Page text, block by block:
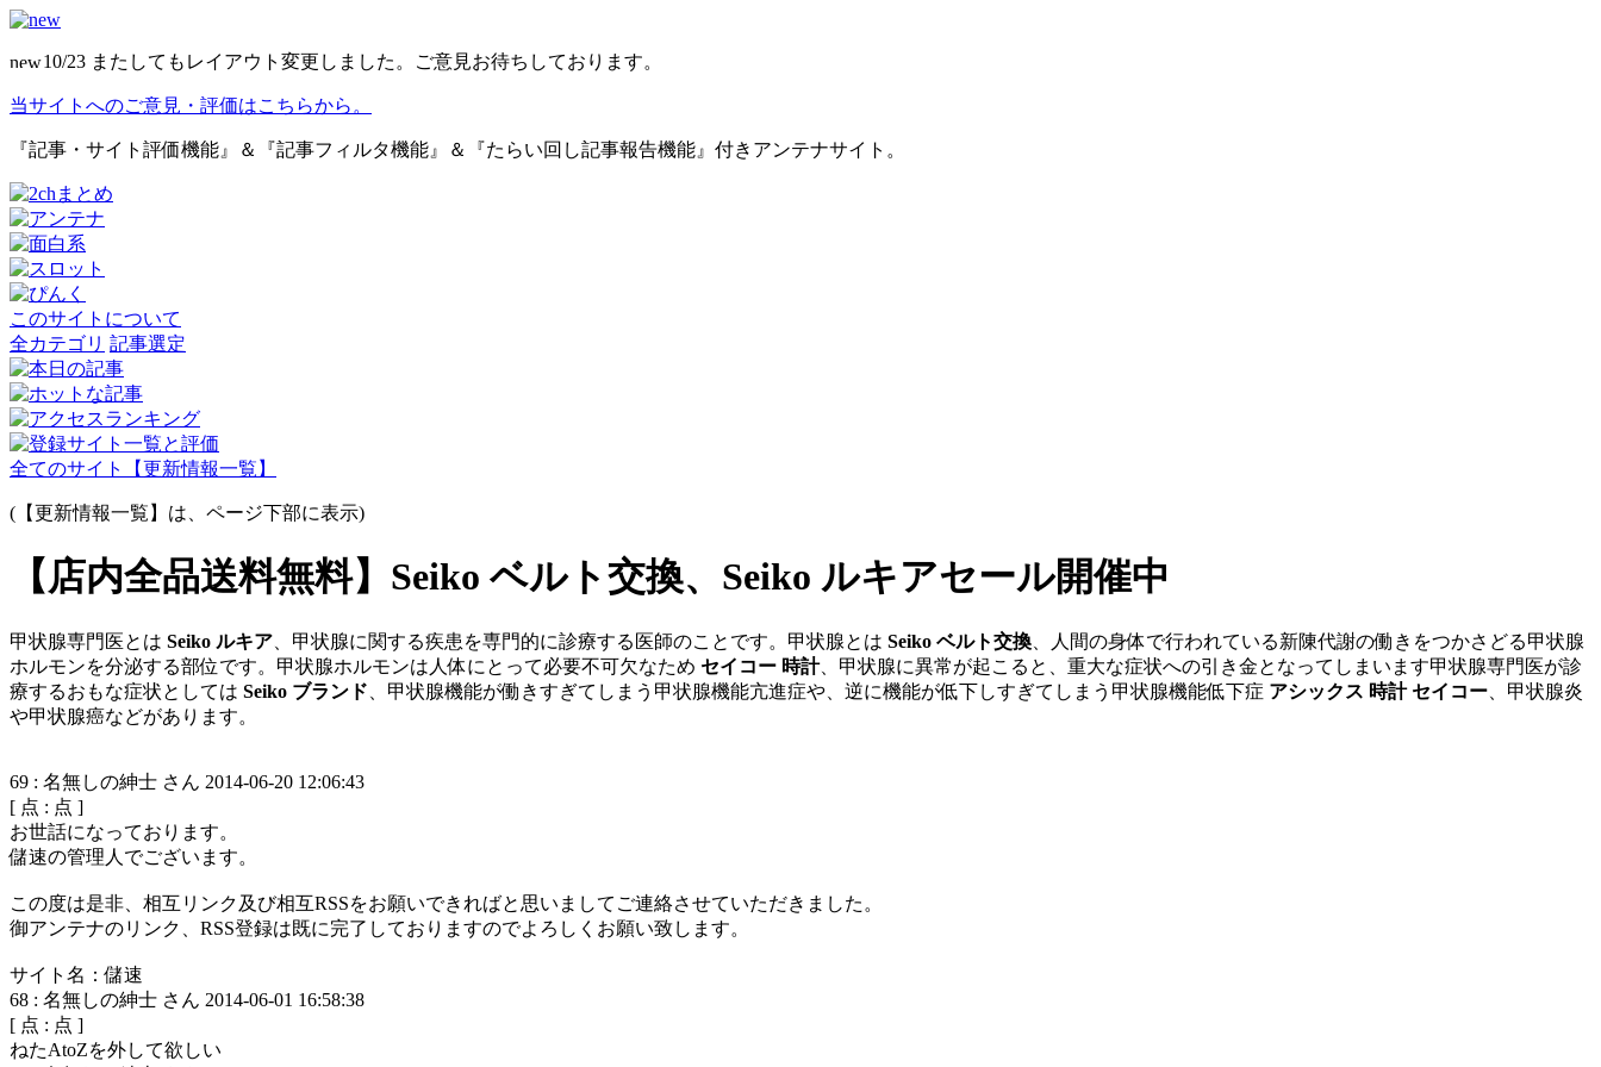
10/23 またしてもレイアウト変更しました。ご意見お待ちしております。
当サイトへのご意見・評価はこちらから。
『記事・サイト評価機能』＆『記事フィルタ機能』＆『たらい回し記事報告機能』付きアンテナサイト。
このサイトについて
全カテゴリ 記事選定
全てのサイト【更新情報一覧】
(【更新情報一覧】は、ページ下部に表示)
【店内全品送料無料】Seiko ベルト交換、Seiko ルキアセール開催中
甲状腺専門医とは Seiko ルキア 、甲状腺に関する疾患を専門的に診療する医師のことです。甲状腺とは Seiko ベルト交換 、人間の身体で行われている新陳代謝の働きをつかさどる甲状腺
ホルモンを分泌する部位です。甲状腺ホルモンは人体にとって必要不可欠なため セイコー 時計、甲状腺に異常が起こると、重大な症状への引き金となってしまいます甲状腺専門医が診
療するおもな症状としては Seiko ブランド 、甲状腺機能が働きすぎてしまう甲状腺機能亢進症や、逆に機能が低下しすぎてしまう甲状腺機能低下症 アシックス 時計 セイコー 、甲状腺炎
や甲状腺癌などがあります。
69 : 名無しの紳士 さん 2014-06-20 12:06:43
[ 点 : 点 ]
お世話になっております。
儲速の管理人でございます。
この度は是非、相互リンク及び相互RSSをお願いできればと思いましてご連絡させていただきました。
御アンテナのリンク、RSS登録は既に完了しておりますのでよろしくお願い致します。
サイト名：儲速
68 : 名無しの紳士 さん 2014-06-01 16:58:38
[ 点 : 点 ]
ねたAtoZを外して欲しい